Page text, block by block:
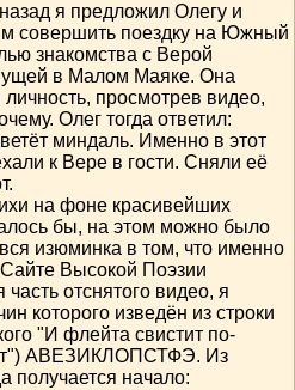
я предложил Олегу и
совершить поездку на Южный
знакомства с Верой
в Малом Маяке. Она
просмотрев видео,
Олег тогда ответил:
миндаль. Именно в этот
к Вере в гости. Сняли её
на фоне красивейших
бы, на этом можно было
изюминка в том, что именно
Сайте Высокой Поэзии
отснятого видео, я
которого изведён из строки
"И флейта свистит по-
АВЕЗИКЛОПСТФЭ. Из
получается начало: